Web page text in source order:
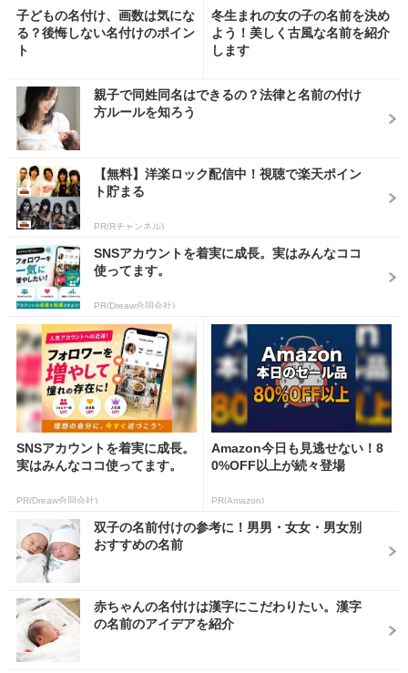
子どもの名付け、画数は気にな
る？後悔しない名付けのポイン
ト
冬生まれの女の子の名前を決め
よう！美しく古風な名前を紹介
します
親子で同姓同名はできるの？法律と名前の付け
方ルールを知ろう
【無料】洋楽ロック配信中！視聴で楽天ポイン
ト貯まる
PR(Rチャンネル)
SNSアカウントを着実に成長。実はみんなココ
使ってます。
PR(Dreaw合同会社)
SNSアカウントを着実に成長。
実はみんなココ使ってます。
PR(Dreaw合同会社)
Amazon今日も見逃せない！8
0%OFF以上が続々登場
PR(Amazon)
双子の名前付けの参考に！男男・女女・男女別
おすすめの名前
赤ちゃんの名付けは漢字にこだわりたい。漢字
の名前のアイデアを紹介